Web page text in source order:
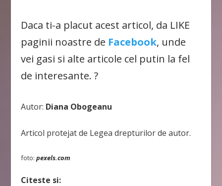
Daca ti-a placut acest articol, da LIKE
paginii noastre de Facebook, unde
vei gasi si alte articole cel putin la fel
de interesante. ?
Autor: Diana Obogeanu
Articol protejat de Legea drepturilor de autor.
foto:pexels.com
Citeste si: